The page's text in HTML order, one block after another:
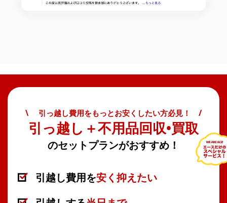
\ 引っ越し費用をもっとお安くしたい方必見！ /
引っ越し＋不用品回収•買取
のセットプランがおすすめ！
引越し費用を安く抑えたい